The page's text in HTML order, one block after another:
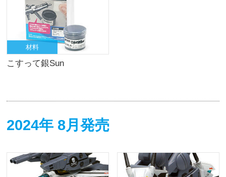
材料
こすって銀Sun
2024年 8月発売